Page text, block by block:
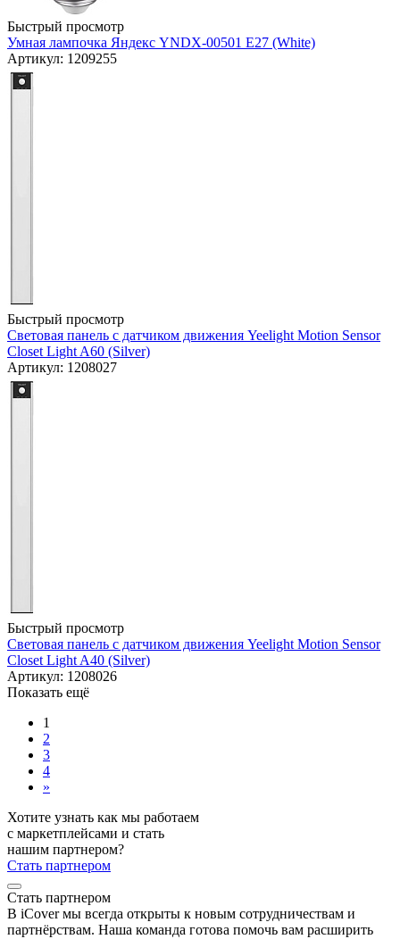
Быстрый просмотр
Умная лампочка Яндекс YNDX-00501 E27 (White)
Артикул: 1209255
Быстрый просмотр
Световая панель с датчиком движения Yeelight Motion Sensor
Closet Light A60 (Silver)
Артикул: 1208027
Быстрый просмотр
Световая панель с датчиком движения Yeelight Motion Sensor
Closet Light A40 (Silver)
Артикул: 1208026
Показать ещё
1
2
3
4
»
Хотите узнать как мы работаем
с маркетплейсами и стать
нашим партнером?
Стать партнером
Стать партнером
В iCover мы всегда открыты к новым сотрудничествам и
партнёрствам. Наша команда готова помочь вам расширить